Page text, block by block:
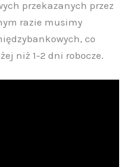
przekazanych przez
razie musimy
co
niż 1-2 dni robocze.